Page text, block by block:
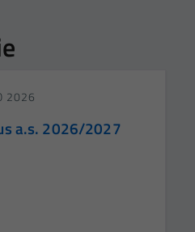
2026
a.s. 2026/2027